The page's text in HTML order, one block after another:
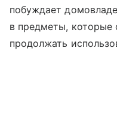
побуждает
в предметы, которые
продолжать